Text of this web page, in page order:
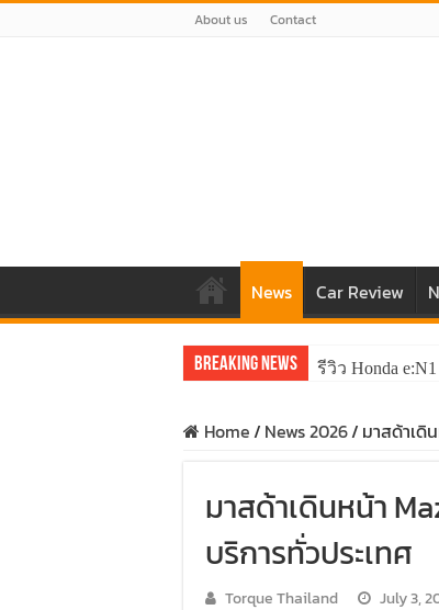
About us Contact
News Car Review
Breaking News รีวิว Honda
รีวิว ลองขับ All
Home/ News 2026/ มาสด้าเดิ
มาสด้าเดินหน้า
บริการทั่วประเทศ
Torque Thailand July 3,